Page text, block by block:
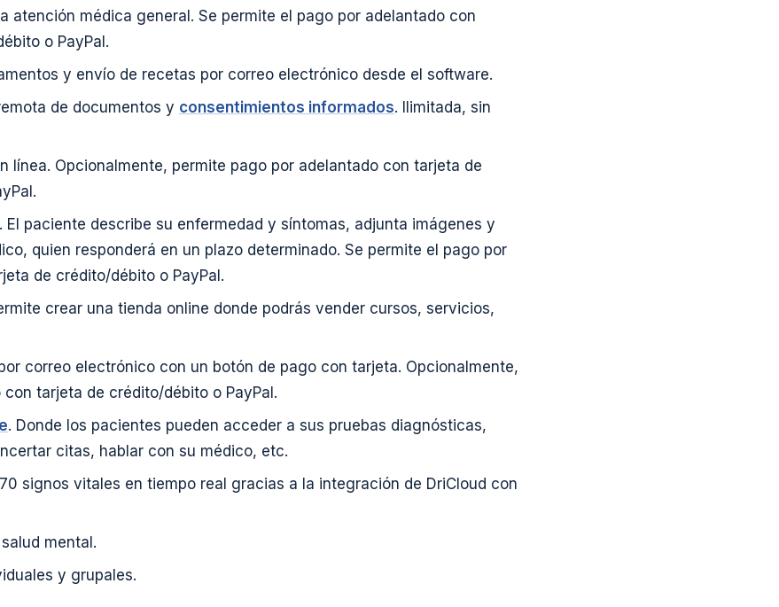
atención médica general. Se permite el pago por adelantado con
o PayPal.
y envío de recetas por correo electrónico desde el software.
de documentos y consentimientos informados. Ilimitada, sin
línea. Opcionalmente, permite pago por adelantado con tarjeta de
El paciente describe su enfermedad y síntomas, adjunta imágenes y
quien responderá en un plazo determinado. Se permite el pago por
de crédito/débito o PayPal.
crear una tienda online donde podrás vender cursos, servicios,
correo electrónico con un botón de pago con tarjeta. Opcionalmente,
tarjeta de crédito/débito o PayPal.
. Donde los pacientes pueden acceder a sus pruebas diagnósticas,
citas, hablar con su médico, etc.
signos vitales en tiempo real gracias a la integración de DriCloud con
mental.
y grupales.